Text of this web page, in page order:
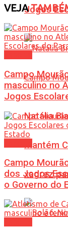
Jogos
Natália
mantém
xadrez
VEJA
Campo
masculino no
Jogos
Campo
dos Jogos
o Governo do